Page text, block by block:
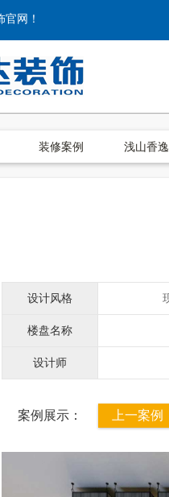
网！
装修案例 浅山香逸
设计风格
楼盘名称
设计师
案例展示： 上一案例